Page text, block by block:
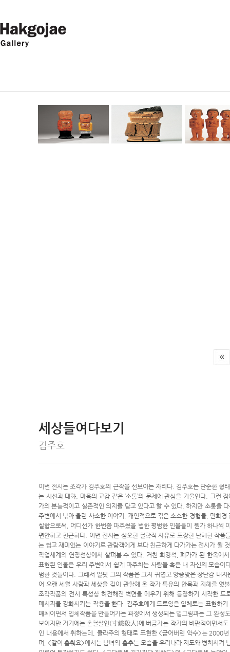
세상들여다보기
김주호
이번 전시는 조각가 김주호의 근작을 선보이는 자리다. 김주호는 단순한 형
는 시선과 대화, 마음의 교감 같은 ‘소통’의 문제에 관심을 기울인다. 그런
가의 본능적이고 실존적인 의지를 담고 있다고 할 수 있다. 하지만 소통을
주변에서 낚아 올린 사소한 이야기, 개인적으로 겪은 소소한 경험들, 만화
칠함으로써, 어디선가 한번쯤 마주쳤을 법한 평범한 인물들이 뭔가 하나씩
편안하고 친근하다. 이번 전시는 심오한 철학적 사유로 포장한 난해한 작
는 쉽고 재미있는 이야기로 관람객에게 보다 친근하게 다가가는 전시가 될
작업세계의 연장선상에서 살펴볼 수 있다. 거친 화강석, 폐가가 된 한옥에
표현된 인물은 우리 주변에서 쉽게 마주치는 사람들 혹은 내 자신의 모습
범한 것들이다. 그래서 얼핏 그의 작품은 그저 귀엽고 앙증맞은 장난감 내
어 오랜 세월 사람과 세상을 깊이 관찰해 온 작가 특유의 안목과 지혜를 엿
조각작품의 전시 특성상 허전해진 벽면을 메우기 위해 등장하기 시작한
메시지를 강화시키는 작용을 한다. 김주호에게 드로잉은 입체로는 표현하
매체이면서 입체작품을 만들어가는 과정에서 생성되는 밑그림과는 그 완성
보이지만 거기에는 촌철살인(寸鐵殺人)에 버금가는 작가의 비판적이면서
인 내용에서 취하는데, 콜라주의 형태로 표현한 <굳어버린 악수>는 2000
며, <같이 춤춰요>에서는 남녀의 춤추는 모습을 우리나라 지도와 병치시켜